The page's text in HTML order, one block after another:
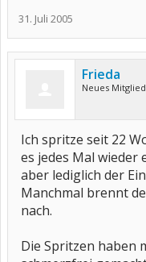
31. Juli 2005
Frieda
Neues Mitglied
Ich spritze seit 22
es jedes Mal wieder
aber lediglich der
Manchmal brennt
nach.
Die Spritzen haben